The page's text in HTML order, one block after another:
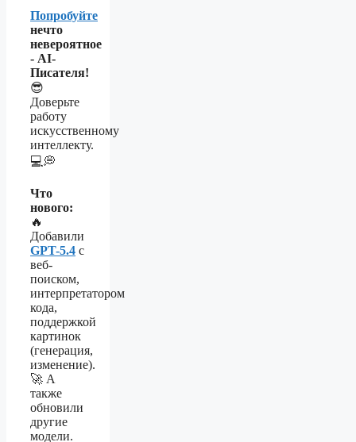
Попробуйте
нечто
невероятное
- AI-
Писателя!
😎
Доверьте
работу
искусственному
интеллекту.
💻💭
Что
нового:
🔥
Добавили
GPT-5.4 с
веб-
поиском,
интерпретатором
кода,
поддержкой
картинок
(генерация,
изменение).
🚀 А
также
обновили
другие
модели.